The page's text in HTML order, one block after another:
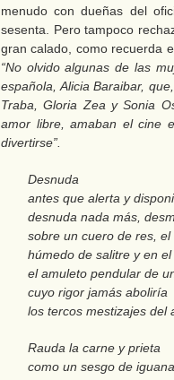
menudo con dueñas del
sesenta. Pero tampoco
gran calado, como recuerda
“No olvido algunas de las
española, Alicia Baraibar,
Traba, Gloria Zea y Sonia
amor libre, amaban el cine
divertirse”.
Desnuda
antes que alerta y
desnuda nada más,
sobre un cuero de res, el
húmedo de salitre y en el
el amuleto pendular de
cuyo rigor jamás aboliría
los tercos mestizajes del
Rauda la carne y prieta
como un sesgo de